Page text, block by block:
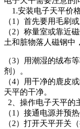
1.安装电子天平价
（1）首先要用毛刷
（2）称量室或靠近
土和脏物落人磁钢中
（3）用潮湿的绒布
剂）。
（4）用干净的鹿皮
天平的干净。
2、操作电子天平的
（1）接通电源并预
（2）打开天平开关